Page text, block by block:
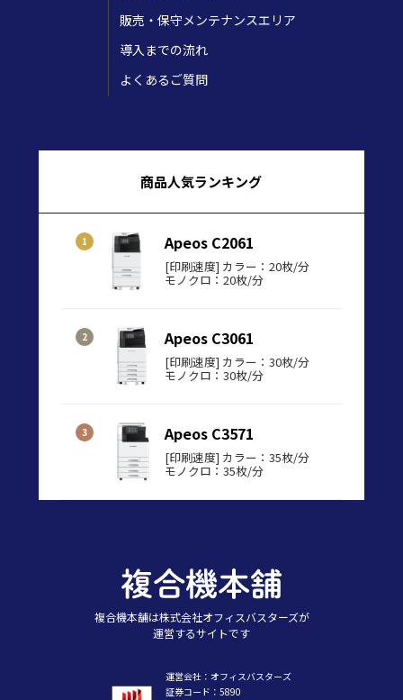
販売・保守メンテナンスエリア
導入までの流れ
よくあるご質問
商品人気ランキング
Apeos C2061
[印刷速度] カラー：20枚/分
モノクロ：20枚/分
Apeos C3061
[印刷速度] カラー：30枚/分
モノクロ：30枚/分
Apeos C3571
[印刷速度] カラー：35枚/分
モノクロ：35枚/分
複合機本舗は株式会社オフィスバスターズが
運営するサイトです
運営会社：オフィスバスターズ
証券コード：5890